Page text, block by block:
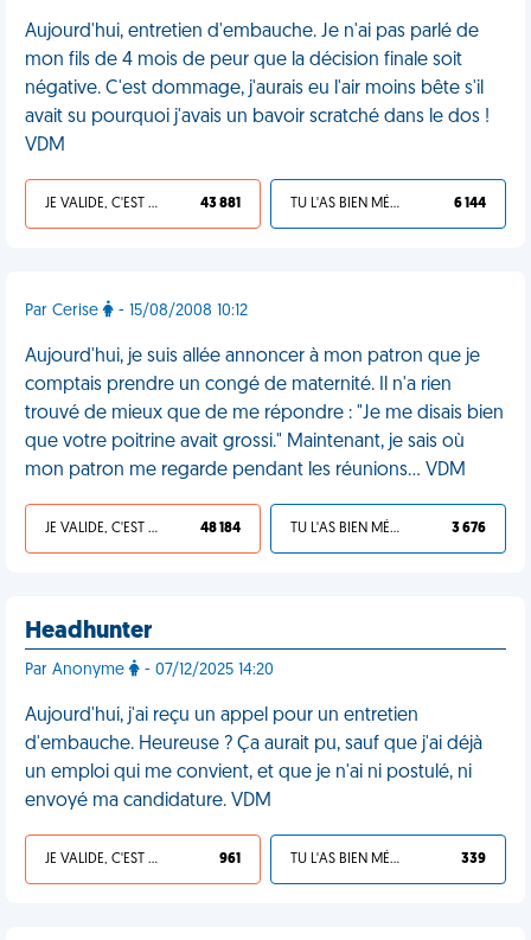
Aujourd'hui, entretien d'embauche. Je n'ai pas parlé de
mon fils de 4 mois de peur que la décision finale soit
négative. C'est dommage, j'aurais eu l'air moins bête s'il
avait su pourquoi j'avais un bavoir scratché dans le dos !
VDM
JE VALIDE, C'EST UNE VDM 43 881 TU L'AS BIEN MÉRITÉ 6 144
Par Cerise - 15/08/2008 10:12
Aujourd'hui, je suis allée annoncer à mon patron que je
comptais prendre un congé de maternité. Il n'a rien
trouvé de mieux que de me répondre : "Je me disais bien
que votre poitrine avait grossi." Maintenant, je sais où
mon patron me regarde pendant les réunions... VDM
JE VALIDE, C'EST UNE VDM 48 184 TU L'AS BIEN MÉRITÉ 3 676
Headhunter
Par Anonyme - 07/12/2025 14:20
Aujourd'hui, j'ai reçu un appel pour un entretien
d'embauche. Heureuse ? Ça aurait pu, sauf que j'ai déjà
un emploi qui me convient, et que je n'ai ni postulé, ni
envoyé ma candidature. VDM
JE VALIDE, C'EST UNE VDM 961 TU L'AS BIEN MÉRITÉ 339